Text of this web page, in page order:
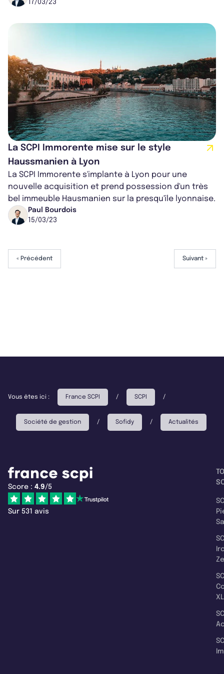
17/03/23
La SCPI Immorente mise sur le style
Haussmanien à Lyon
La SCPI Immorente s'implante à Lyon pour une
nouvelle acquisition et prend possession d'un très
bel immeuble Hausmanien sur la presqu'île lyonnaise.
Paul Bourdois
15/03/23
« Précédent Suivant »
Vous êtes ici : France SCPI / SCPI /
Société de gestion / Sofidy / Actualités
Score : 4.9/5
Sur 531 avis
XL